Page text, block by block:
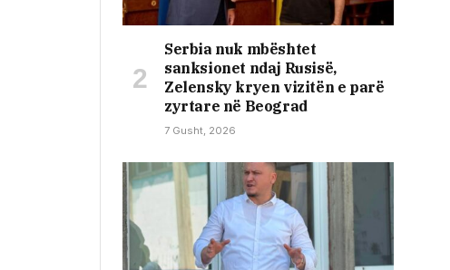
Serbia nuk mbështet
sanksionet ndaj Rusisë,
Zelensky kryen vizitën e parë
zyrtare në Beograd
7 Gusht, 2026